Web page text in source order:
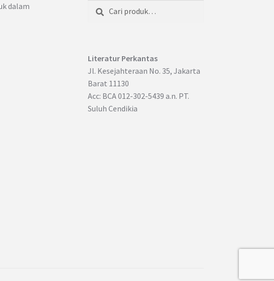
dalam
Pencarian
Literatur Perkantas
Jl. Kesejahteraan No. 35, Jakarta
Barat 11130
Acc: BCA 012-302-5439 a.n. PT.
Suluh Cendikia